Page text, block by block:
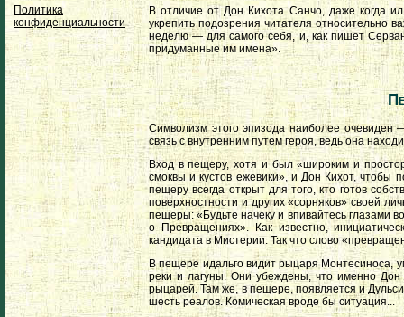
Политика
конфиденциальности
В отличие от Дон Кихота Санчо, даже когда
укрепить подозрения читателя относительно
неделю — для самого себя, и, как пишет
придуманные им имена».
Символизм этого эпизода наиболее
связь с внутренним путем героя, ведь она
Вход в пещеру, хотя и был «широким и
смоквы и кустов ежевики», и Дон Кихот, чтобы
пещеру всегда открыт для того, кто готов
поверхностности и других «сорняков» своей
пещеры: «Будьте начеку и впивайтесь глазами
о Превращениях». Как известно,
кандидата в Мистерии. Так что слово
В пещере идальго видит рыцаря Монтесиноса,
реки и лагуны. Они убеждены, что именно Дон
рыцарей. Там же, в пещере, появляется и
шесть реалов. Комическая вроде бы ситуация...